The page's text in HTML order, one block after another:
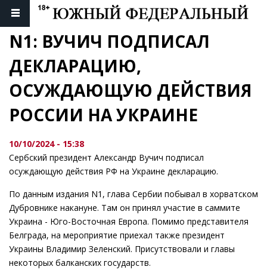
N1: ВУЧИЧ ПОДПИСАЛ
ДЕКЛАРАЦИЮ,
ОСУЖДАЮЩУЮ ДЕЙСТВИЯ
РОССИИ НА УКРАИНЕ
10/10/2024 - 15:38
Сербский президент Александр Вучич подписал
осуждающую действия РФ на Украине декларацию.
По данным издания N1, глава Сербии побывал в хорватском
Дубровнике накануне. Там он принял участие в саммите
Украина - Юго-Восточная Европа. Помимо представителя
Белграда, на мероприятие приехал также президент
Украины Владимир Зеленский. Присутствовали и главы
некоторых балканских государств.